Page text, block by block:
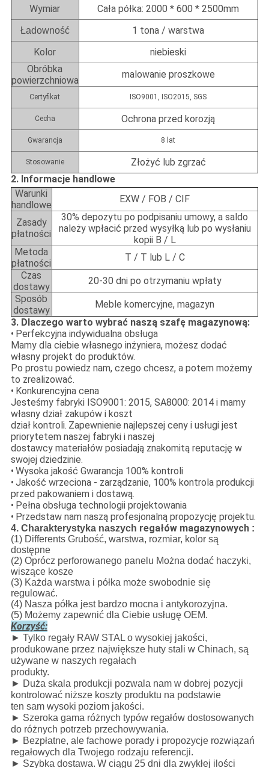
Wymiar
Cała półka: 2000 * 600 * 2500mm
Ładowność
1 tona / warstwa
Kolor
niebieski
Obróbka
powierzchniowa
malowanie proszkowe
Certyfikat ISO9001, ISO2015, SGS
Cecha Ochrona przed korozją
Gwarancja 8 lat
Stosowanie
Złożyć lub zgrzać
2. Informacje handlowe
Warunki
handlowe
EXW / FOB / CIF
Zasady
płatności
30% depozytu po podpisaniu umowy, a saldo
należy wpłacić przed wysyłką lub po wysłaniu
kopii B / L
Metoda
płatności
T / T lub L / C
Czas
dostawy
20-30 dni po otrzymaniu wpłaty
Sposób
dostawy
Meble komercyjne, magazyn
3. Dlaczego warto wybrać naszą szafę magazynową:
• Perfekcyjna indywidualna obsługa
Mamy dla ciebie własnego inżyniera, możesz dodać
własny projekt do produktów.
Po prostu powiedz nam, czego chcesz, a potem możemy
to zrealizować.
• Konkurencyjna cena
Jesteśmy fabryki ISO9001: 2015, SA8000: 2014 i mamy
własny dział zakupów i koszt
dział kontroli. Zapewnienie najlepszej ceny i usługi jest
priorytetem naszej fabryki i naszej
dostawcy materiałów posiadają znakomitą reputację w
swojej dziedzinie.
• Wysoka jakość Gwarancja 100% kontroli
• Jakość wrzeciona - zarządzanie, 100% kontrola produkcji
przed pakowaniem i dostawą.
• Pełna obsługa technologii projektowania
• Przedstaw nam naszą profesjonalną propozycję projektu.
4. Charakterystyka naszych regałów magazynowych :
(1) Differents Grubość, warstwa, rozmiar, kolor są
dostępne
(2) Oprócz perforowanego panelu Można dodać haczyki,
wiszące kosze
(3) Każda warstwa i półka może swobodnie się
regulować.
(4) Nasza półka jest bardzo mocna i antykorozyjna.
(5) Możemy zapewnić dla Ciebie usługę OEM.
Korzyść:
► Tylko regały RAW STAL o wysokiej jakości,
produkowane przez największe huty stali w Chinach, są
używane w naszych regałach
produkty.
► Duża skala produkcji pozwala nam w dobrej pozycji
kontrolować niższe koszty produktu na podstawie
ten sam wysoki poziom jakości.
► Szeroka gama różnych typów regałów dostosowanych
do różnych potrzeb przechowywania.
► Bezpłatne, ale fachowe porady i propozycje rozwiązań
regałowych dla Twojego rodzaju referencji.
► Szybka dostawa. W ciągu 25 dni dla zwykłej ilości